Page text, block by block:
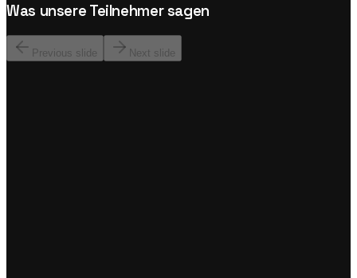
Was unsere Teilnehmer sagen
Previous slide Next slide